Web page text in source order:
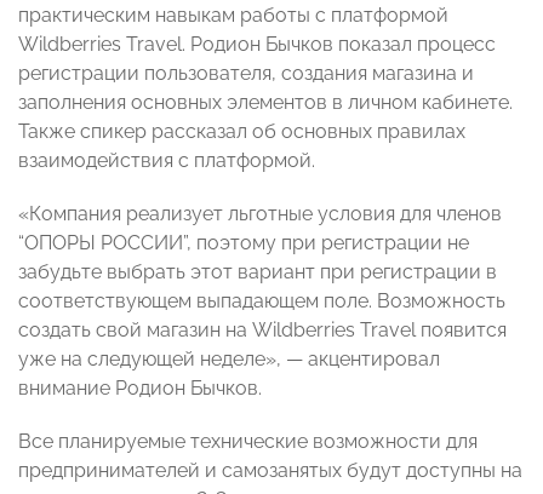
практическим навыкам работы с платформой
Wildberries Travel. Родион Бычков показал процесс
регистрации пользователя, создания магазина и
заполнения основных элементов в личном кабинете.
Также спикер рассказал об основных правилах
взаимодействия с платформой.
«Компания реализует льготные условия для членов
“ОПОРЫ РОССИИ”, поэтому при регистрации не
забудьте выбрать этот вариант при регистрации в
соответствующем выпадающем поле. Возможность
создать свой магазин на Wildberries Travel появится
уже на следующей неделе», — акцентировал
внимание Родион Бычков.
Все планируемые технические возможности для
предпринимателей и самозанятых будут доступны на